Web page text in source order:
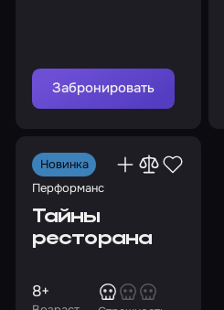
Забронировать
Новинка
Перформанс
Тайны
ресторана
8+